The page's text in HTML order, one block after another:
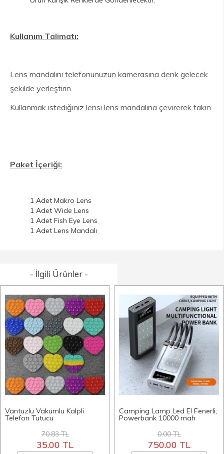
Kullanım Talimatı:
Lens mandalını telefonunuzun kamerasına denk gelecek
şekilde yerleştirin.
Kullanmak istediğiniz lensi lens mandalına çevirerek takın.
Paket İçeriği:
1 Adet Makro Lens
1 Adet Wide Lens
1 Adet Fish Eye Lens
1 Adet Lens Mandalı
- İlgili Ürünler -
Vantuzlu Vakumlu Kalpli
Telefon Tutucu
70.83 TL
35.00 TL
Camping Lamp Led El Fenerli,
Powerbank 10000 mah
0.00 TL
750.00 TL